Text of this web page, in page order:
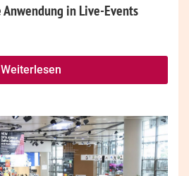
in Live-Events
Weiterlesen